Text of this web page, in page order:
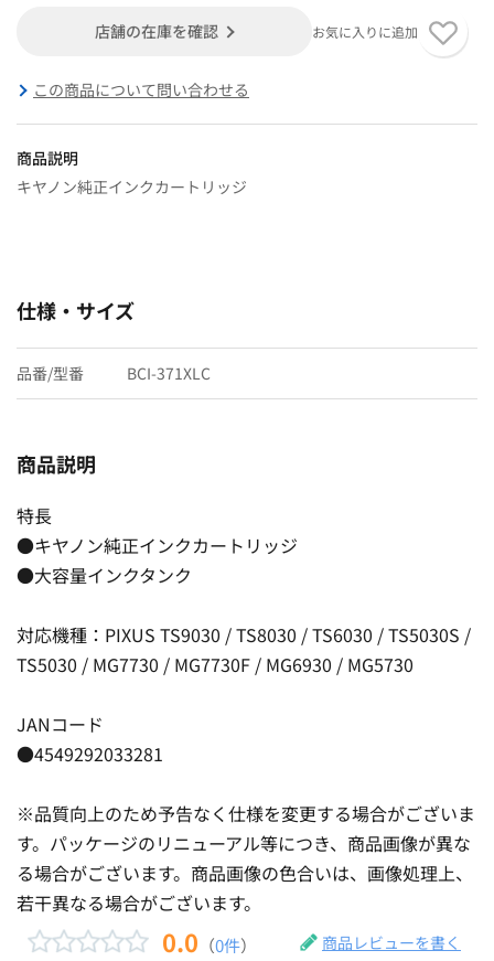
店舗の在庫を確認 お気に入りに追加
この商品について問い合わせる
商品説明
キヤノン純正インクカートリッジ
仕様・サイズ
品番/型番 BCI-371XLC
商品説明
特長
●キヤノン純正インクカートリッジ
●大容量インクタンク
対応機種：PIXUS TS9030 / TS8030 / TS6030 / TS5030S /
TS5030 / MG7730 / MG7730F / MG6930 / MG5730
JANコード
●4549292033281
※品質向上のため予告なく仕様を変更する場合がございま
す。パッケージのリニューアル等につき、商品画像が異な
る場合がございます。商品画像の色合いは、画像処理上、
若干異なる場合がございます。
0.0 （0件） 商品レビューを書く